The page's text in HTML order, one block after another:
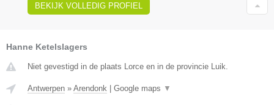
BEKIJK VOLLEDIG PROFIEL
Hanne Ketelslagers
Niet gevestigd in de plaats Lorce en in de provincie Luik.
Antwerpen » Arendonk Google maps ▼